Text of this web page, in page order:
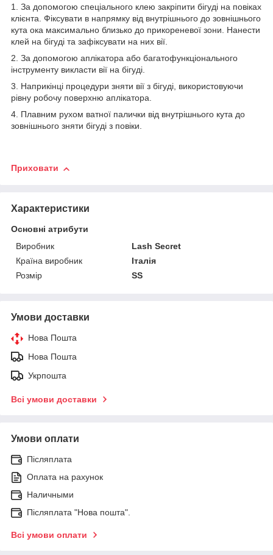
1. За допомогою спеціального клею закріпити бігуді на повіках
клієнта. Фіксувати в напрямку від внутрішнього до зовнішнього
кута ока максимально близько до прикореневої зони. Нанести
клей на бігуді та зафіксувати на них вії.
2. За допомогою аплікатора або багатофункціонального
інструменту викласти вії на бігуді.
3. Наприкінці процедури зняти вії з бігуді, використовуючи
рівну робочу поверхню аплікатора.
4. Плавним рухом ватної палички від внутрішнього кута до
зовнішнього зняти бігуді з повіки.
Приховати
Характеристики
Основні атрибути
Виробник
Lash Secret
Країна виробник
Італія
Розмір
SS
Умови доставки
Нова Пошта
Нова Пошта
Укрпошта
Всі умови доставки
Умови оплати
Післяплата
Оплата на рахунок
Наличными
Післяплата "Нова пошта".
Всі умови оплати